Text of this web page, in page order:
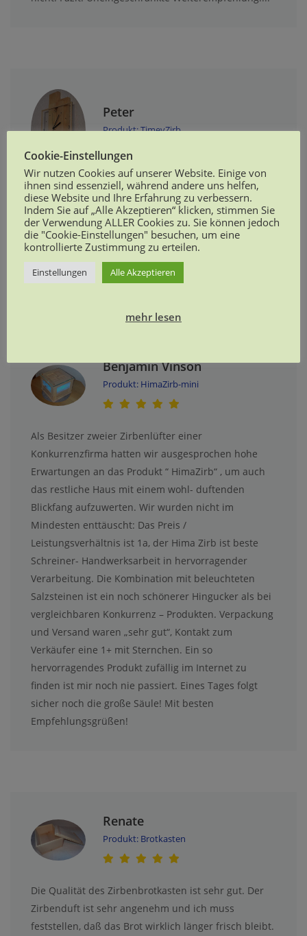
Peter
Produkt: TimeyZirb
Tolle Wanduhr die sehr modern und elegant
aussieht. Das Uhrwerk hört man wirklich nicht, kein
ticken. Wir sind von der Qualität vollends überzeugt,
alles massiv und sehr stabil. Der Versand war sehr
schnell, die Uhr war stabil verpackt.
Benjamin Vinson
Produkt: HimaZirb-mini
Als Besitzer zweier Zirbenlüfter einer
Konkurrenzfirma hatten wir ausgesprochen hohe
Erwartungen an das Produkt “ HimaZirb“ , um auch
das restliche Haus mit einem wohl- duftenden
Blickfang aufzuwerten. Wir wurden nicht im
Mindesten enttäuscht: Das Preis /
Leistungsverhältnis ist 1a, der Hima Zirb ist beste
Schreiner- Handwerksarbeit in hervorragender
Verarbeitung. Die Kombination mit beleuchteten
Salzsteinen ist ein noch schönerer Hingucker als bei
vergleichbaren Konkurrenz – Produkten. Verpackung
und Versand waren „sehr gut“, Kontakt zum
Verkäufer eine 1+ mit Sternchen. Ein so
hervorragendes Produkt zufällig im Internet zu
finden ist mir noch nie passiert. Eines Tages folgt
sicher noch die große Säule! Mit besten
Empfehlungsgrüßen!
Renate
Produkt: Brotkasten
Die Qualität des Zirbenbrotkasten ist sehr gut. Der
Zirbenduft ist sehr angenehm und ich muss
feststellen, daß das Brot wirklich länger frisch bleibt.
Cookie-Einstellungen
Wir nutzen Cookies auf unserer Website. Einige von
ihnen sind essenziell, während andere uns helfen,
diese Website und Ihre Erfahrung zu verbessern.
Indem Sie auf „Alle Akzeptieren“ klicken, stimmen Sie
der Verwendung ALLER Cookies zu. Sie können jedoch
die "Cookie-Einstellungen" besuchen, um eine
kontrollierte Zustimmung zu erteilen.
Einstellungen Alle Akzeptieren
mehr lesen